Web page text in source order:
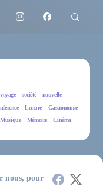
voyage société
nouvelle
Lecture
Gastronomie
Musique Mémoire Cinéma
nous, pour